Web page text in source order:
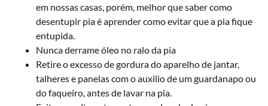
em nossas casas, porém, melhor que saber como
desentupir pia é aprender como evitar que a pia fique
entupida.
Nunca derrame óleo no ralo da pia
Retire o excesso de gordura do aparelho de jantar,
talheres e panelas com o auxilio de um guardanapo ou
do faqueiro, antes de lavar na pia.